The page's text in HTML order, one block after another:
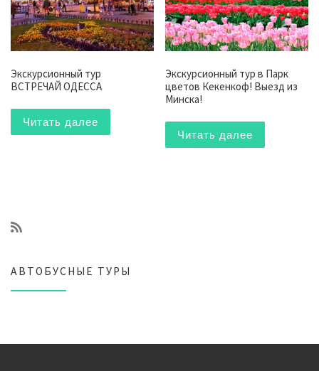
Экскурсионный тур
ВСТРЕЧАЙ ОДЕССА
Читать далее
Экскурсионный тур в Парк
цветов Кекенкоф! Выезд из
Минска!
Читать далее
АВТОБУСНЫЕ ТУРЫ